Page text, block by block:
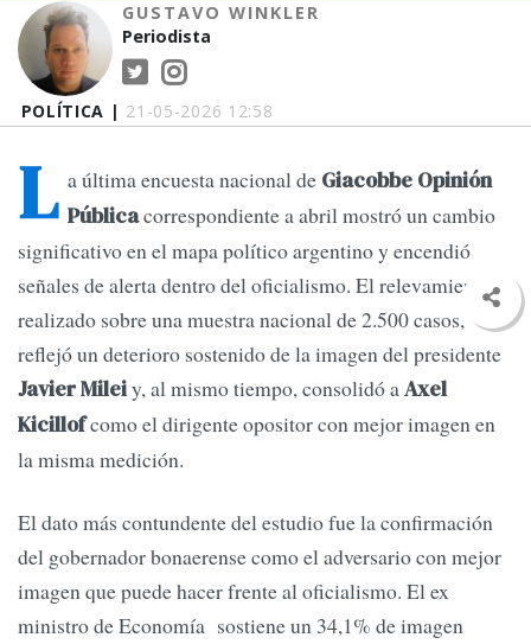
POLÍTICA | 21-05-2026 12:58
GUSTAVO WINKLER
Periodista
L a última encuesta nacional de Giacobbe Opinión
Públicacorrespondiente a abril mostró un cambio
significativo en el mapa político argentino y encendió
señales de alerta dentro del oficialismo. El relevamiento,
realizado sobre una muestra nacional de 2.500 casos,
reflejó un deterioro sostenido de la imagen del presidente
Javier Mileiy, al mismo tiempo, consolidó aAxel
Kicillofcomo el dirigente opositor con mejor imagen en
la misma medición.
El dato más contundente del estudio fue la confirmación
del gobernador bonaerense como el adversario con mejor
imagen que puede hacer frente al oficialismo. El ex
ministro de Economía sostiene un 34,1% de imagen